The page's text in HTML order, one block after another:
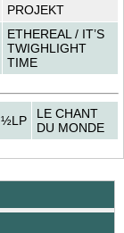
PROJEKT
ETHEREAL / IT’S
TWIGHLIGHT
TIME
½LP
LE CHANT
DU MONDE